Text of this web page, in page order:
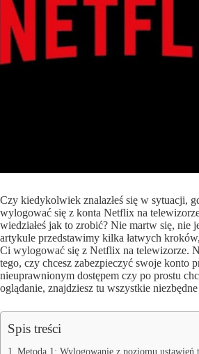
Czy kiedykolwiek znalazłeś się w sytuacji,
wylogować się z konta Netflix na
wiedziałeś jak to zrobić? Nie martw się, nie
artykule przedstawimy kilka łatwych
Ci wylogować się z Netflix na telewizorze.
tego, czy chcesz zabezpieczyć swoje konto
nieuprawnionym dostępem czy po prostu
oglądanie, znajdziesz tu wszystkie
Spis treści
Metoda 1: Wylogowanie z poziomu ustawień